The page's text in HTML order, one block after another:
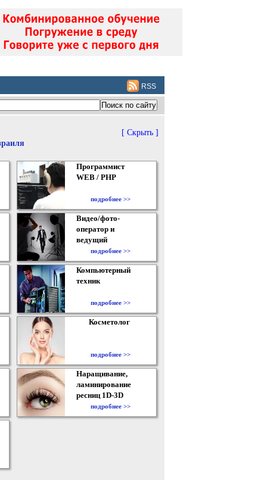
RSS
[ Скрыть ]
Программист
WEB / PHP
подробнее >>
Видео/фото-
оператор и
ведущий
подробнее >>
Компьютерный
техник
подробнее >>
Косметолог
подробнее >>
Наращивание,
ламинирование
ресниц 1D-3D
подробнее >>